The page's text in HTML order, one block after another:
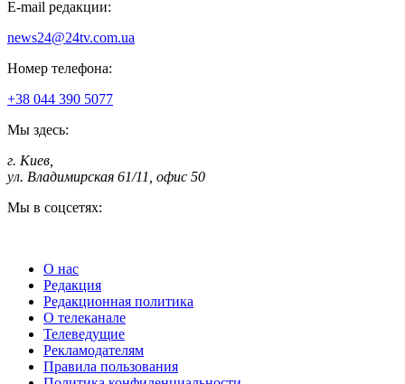
E-mail редакции:
news24@24tv.com.ua
Номер телефона:
+38 044 390 5077
Мы здесь:
г. Киев
ул. Владимирская 61/11, офис 50
Мы в соцсетях:
О нас
Редакция
Редакционная политика
О телеканале
Телеведущие
Рекламодателям
Правила пользования